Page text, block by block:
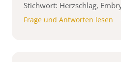
Stichwort: Herzschlag,
Frage und Antworten lesen